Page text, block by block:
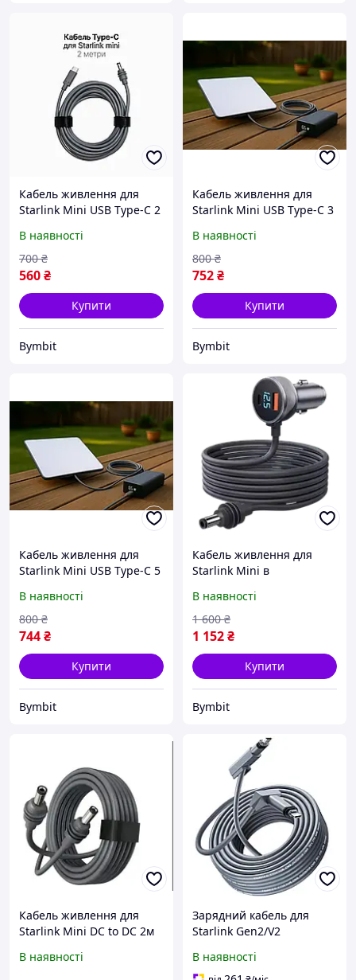
Кабель живлення для
Starlink Mini USB Type-C 2
вологозахищений
В наявності
560₴
700 ₴
Купити
Bymbit
Кабель живлення для
Starlink Mini USB Type-C 3
вологозахищений
В наявності
752₴
800 ₴
Купити
Bymbit
Кабель живлення для
Starlink Mini USB Type-C 5
вологозахищений
В наявності
744₴
800 ₴
Купити
Bymbit
Кабель живлення для
Starlink Mini в
В наявності
1 152₴
1 600 ₴
Купити
Bymbit
Кабель живлення для
Starlink Mini DC to DC 2м
В наявності
Зарядний кабель для
Starlink Gen2/V2
Сірий (2075802)
В наявності